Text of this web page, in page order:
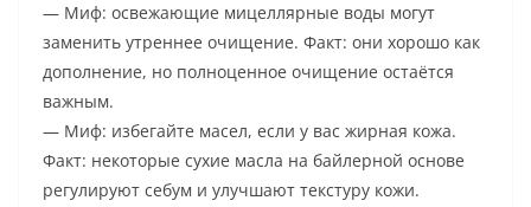
— Миф: освежающие мицеллярные воды могут
заменить утреннее очищение. Факт: они хорошо как
дополнение, но полноценное очищение остаётся
важным.
— Миф: избегайте масел, если у вас жирная кожа.
Факт: некоторые сухие масла на байлерной основе
регулируют себум и улучшают текстуру кожи.